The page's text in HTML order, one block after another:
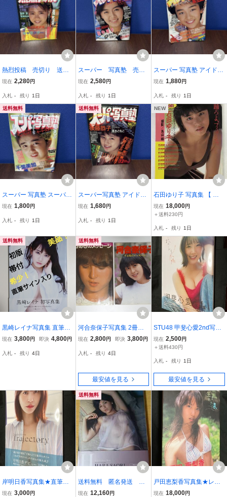
熱烈投稿 売切り 送料
無料
現在 2,280円
入札 - 残り 1日
スーパー 写真塾 売切
り 送料無料
現在 2,580円
入札 - 残り 1日
スーパー 写真塾 アイド
ル 売切り 送料無料
現在 1,880円
入札 - 残り 1日
送料無料
スーパー 写真塾 スーパー
写真塾 アイドル 売切
現在 1,800円
入札 - 残り 1日
送料無料
スーパー写真塾 アイドル
スーパー 写真塾 売切
現在 1,680円
入札 - 残り 1日
NEW
石田ゆり子 写真集 【 踊
ろよ、フィッシュ。 】 撮
影:丸山裕 両面ピンナップ
版
現在 18,000円
＋送料230円
入札 - 残り 1日
送料無料
黒崎レイナ写真集 直筆サ
イン入り 初版 帯付 麗 黒
集 初版本 Seventeenモデ
現在 3,800円 即決 4,800円
入札 - 残り 4日
送料無料
河合奈保子写真集 2冊セ
ット ときめきのメッセー
河合奈保子 写真集 音楽専
り
現在 2,800円 即決 3,800円
入札 - 残り 4日
最安値を見る
STU48 甲斐心愛2nd写真
集★未開封品★「帯付★
おかえり太陽★かわいさ
+税
現在 2,500円
＋送料430円
入札 - 残り 1日
最安値を見る
岸明日香写真集★直筆サ
イン入り★「帯付・初版
現在 3,000円
送料無料
送料無料 匿名発送 写
真集 原紗央莉 写真集
現在 12,160円
戸田恵梨香写真集★レ
ア・初版★「★生まれた
現在 18,000円